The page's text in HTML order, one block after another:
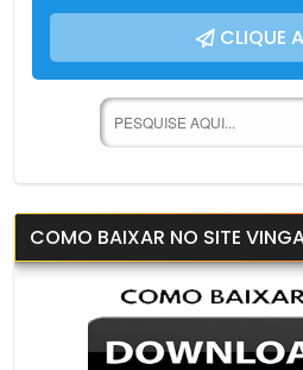
CLIQUE
COMO BAIXAR NO SITE